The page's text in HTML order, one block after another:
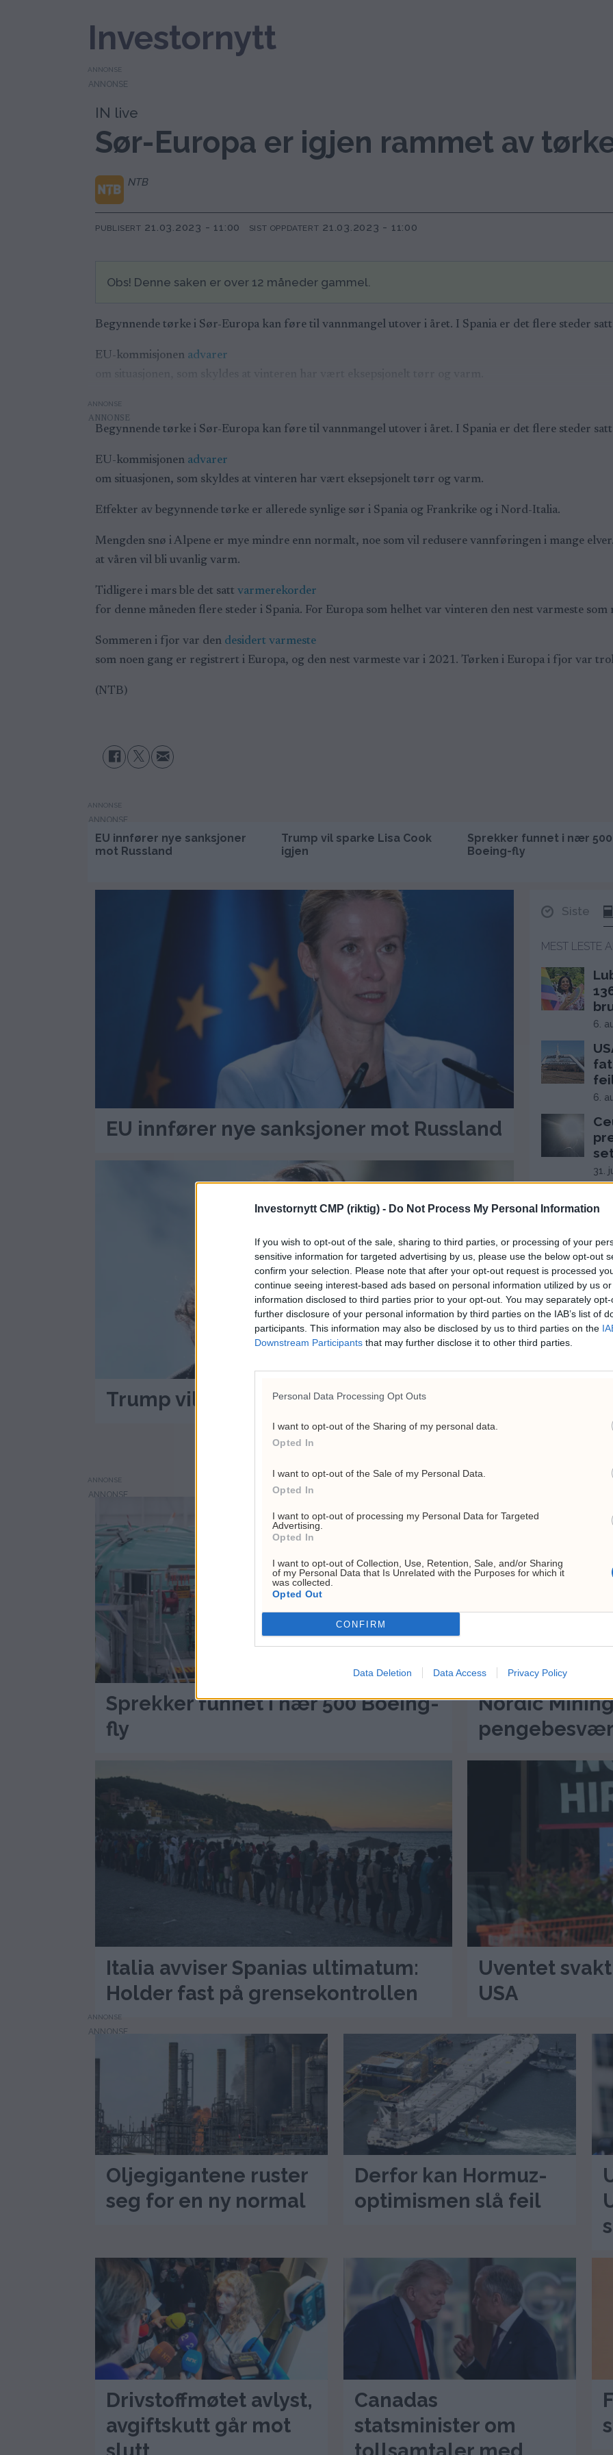
Investornytt CMP (riktig) - Do Not Process My Personal Information
If you wish to opt-out of the sale, sharing to third parties, or processing of your
sensitive information for targeted advertising by us, please use the below opt-out
confirm your selection. Please note that after your opt-out request is processed
continue seeing interest-based ads based on personal information utilized by us
information disclosed to third parties prior to your opt-out. You may separately
further disclosure of your personal information by third parties on the IAB’s list of
participants. This information may also be disclosed by us to third parties on the
Downstream Participants that may further disclose it to other third parties.
Personal Data Processing Opt Outs
I want to opt-out of the Sharing of my personal data.
Opted In
I want to opt-out of the Sale of my Personal Data.
Opted In
I want to opt-out of processing my Personal Data for Targeted
Advertising.
Opted In
I want to opt-out of Collection, Use, Retention, Sale, and/or Sharing
of my Personal Data that Is Unrelated with the Purposes for which it
was collected.
Opted Out
CONFIRM
Data Deletion Data Access Privacy Policy
Investornytt
ANNONSE
IN live
Sør-Europa er igjen rammet av
NTB
PUBLISERT 21.03.2023 - 11:00 SIST OPPDATERT 21.03.2023 - 11:00
Obs! Denne saken er over 12 måneder gammel.
Begynnende tørke i Sør-Europa kan føre til vannmangel utover i året. I Spania er det flere steder
EU-kommisjonen advarer
ANNONSE
Begynnende tørke i Sør-Europa kan føre til vannmangel utover i året. I Spania er det flere steder
EU-kommisjonen advarer
om situasjonen, som skyldes at vinteren har vært eksepsjonelt tørr og varm.
Effekter av begynnende tørke er allerede synlige sør i Spania og Frankrike og i Nord-Italia.
Mengden snø i Alpene er mye mindre enn normalt, noe som vil redusere vannføringen i mange
at våren vil bli uvanlig varm.
Tidligere i mars ble det sattvarmerekorder
for denne måneden flere steder i Spania. For Europa som helhet var vinteren den nest varmeste
Sommeren i fjor var den desidert varmeste
som noen gang er registrert i Europa, og den nest varmeste var i 2021. Tørken i Europa i fjor var
(NTB)
ANNONSE
EU innfører nye sanksjoner
mot Russland
Trump vil sparke Lisa Cook
igjen
Sprekker funnet i nær 500
Boeing-fly
EU innfører nye sanksjoner mot Russland
Trump vil sparke Lisa Cook igjen
Siste
MEST LESTE
6.
6.
31.
26.
4.
2.
22.
ANNONSE
Sprekker funnet i nær 500 Boeing-
fly
Nordic
Italia avviser Spanias ultimatum:
Holder fast på grensekontrollen
Uventet
USA
ANNONSE
Oljegigantene ruster
seg for en ny normal
Derfor kan Hormuz-
optimismen slå feil
Drivstoffmøtet avlyst,
avgiftskutt går mot
Canadas
statsminister om